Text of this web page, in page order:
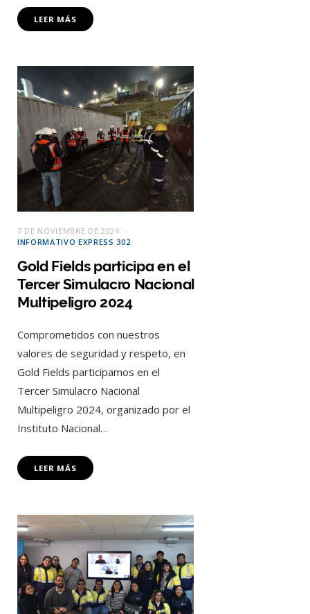
LEER MÁS
7 DE NOVIEMBRE DE 2024
INFORMATIVO EXPRESS 302
Gold Fields participa en el
Tercer Simulacro Nacional
Multipeligro 2024
Comprometidos con nuestros
valores de seguridad y respeto, en
Gold Fields participamos en el
Tercer Simulacro Nacional
Multipeligro 2024, organizado por el
Instituto Nacional…
LEER MÁS